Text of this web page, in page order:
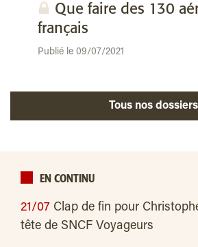
Que faire des 130
français
Publié le 09/07/2021
Tous nos dossiers
EN CONTINU
21/07 Clap de fin pour
tête de SNCF Voyageurs